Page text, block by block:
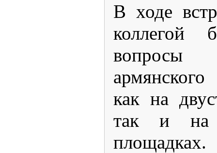
В ходе
коллегой
как на
так и на
площадках.